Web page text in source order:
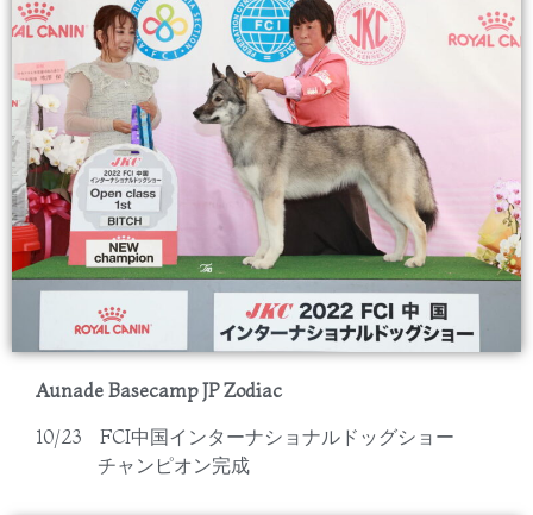
Aunade Basecamp JP Zodiac
10/23 FCI中国インターナショナルドッグショー
チャンピオン完成